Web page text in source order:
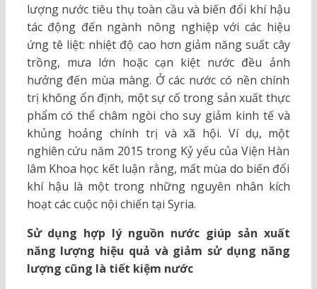
lượng nước tiêu thụ toàn cầu và biến đổi khí hậu
tác động đến ngành nông nghiệp với các hiệu
ứng tê liệt: nhiệt độ cao hơn giảm năng suất cây
trồng, mưa lớn hoặc cạn kiệt nước đều ảnh
hưởng đến mùa màng. Ở các nước có nền chính
trị không ổn định, một sự cố trong sản xuất thực
phẩm có thể châm ngòi cho suy giảm kinh tế và
khủng hoảng chính trị và xã hội. Ví dụ, một
nghiên cứu năm 2015 trong Kỷ yếu của Viện Hàn
lâm Khoa học kết luận rằng, mất mùa do biến đổi
khí hậu là một trong những nguyên nhân kích
hoạt các cuộc nội chiến tại Syria.
Sử dụng hợp lý nguồn nước giúp sản xuất
năng lượng hiệu quả và giảm sử dụng năng
lượng cũng là tiết kiệm nước